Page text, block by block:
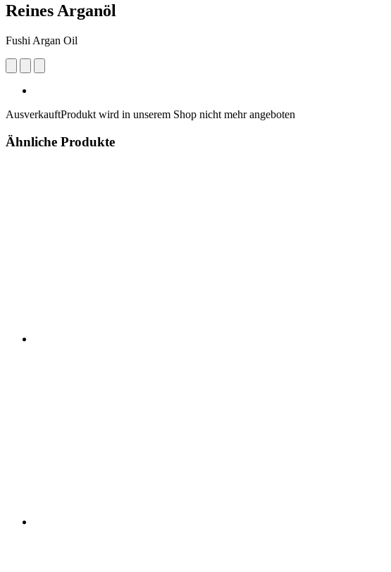
Reines Arganöl
Fushi Argan Oil
AusverkauftProdukt wird in unserem Shop nicht mehr angeboten
Ähnliche Produkte